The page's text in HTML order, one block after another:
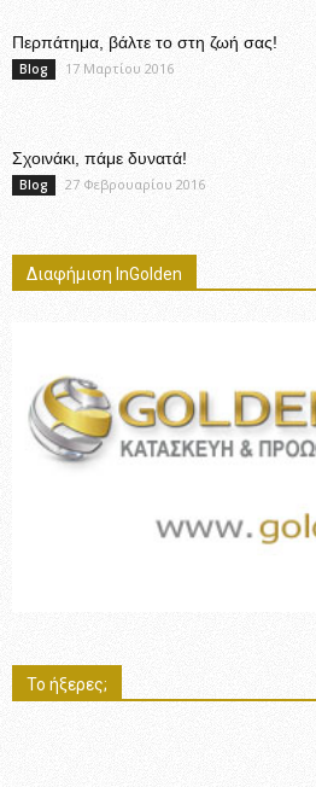
Περπάτημα, βάλτε το στη ζωή σας!
Blog 17 Μαρτίου 2016
Σχοινάκι, πάμε δυνατά!
Blog 27 Φεβρουαρίου 2016
Διαφήμιση InGolden
Το ήξερες;